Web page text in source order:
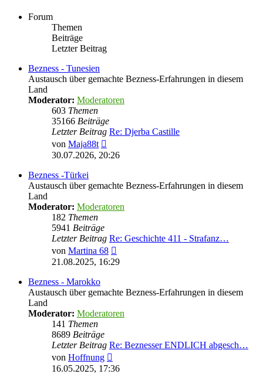
Forum
Themen
Beiträge
Letzter Beitrag
Bezness - Tunesien
Austausch über gemachte Bezness-Erfahrungen in diesem
Land
Moderator: Moderatoren
603 Themen
35166 Beiträge
Letzter Beitrag Re: Djerba Castille
von Maja88t
Beitrag
30.07.2026, 20:26
Bezness -Türkei
Austausch über gemachte Bezness-Erfahrungen in diesem
Land
Moderator: Moderatoren
182 Themen
5941 Beiträge
Letzter Beitrag Re: Geschichte 411 - Strafanz…
von Martina 68
Beitrag
21.08.2025, 16:29
Bezness - Marokko
Austausch über gemachte Bezness-Erfahrungen in diesem
Land
Moderator: Moderatoren
141 Themen
8689 Beiträge
Letzter Beitrag Re: Beznesser ENDLICH abgesch…
von Hoffnung
Beitrag
16.05.2025, 17:36